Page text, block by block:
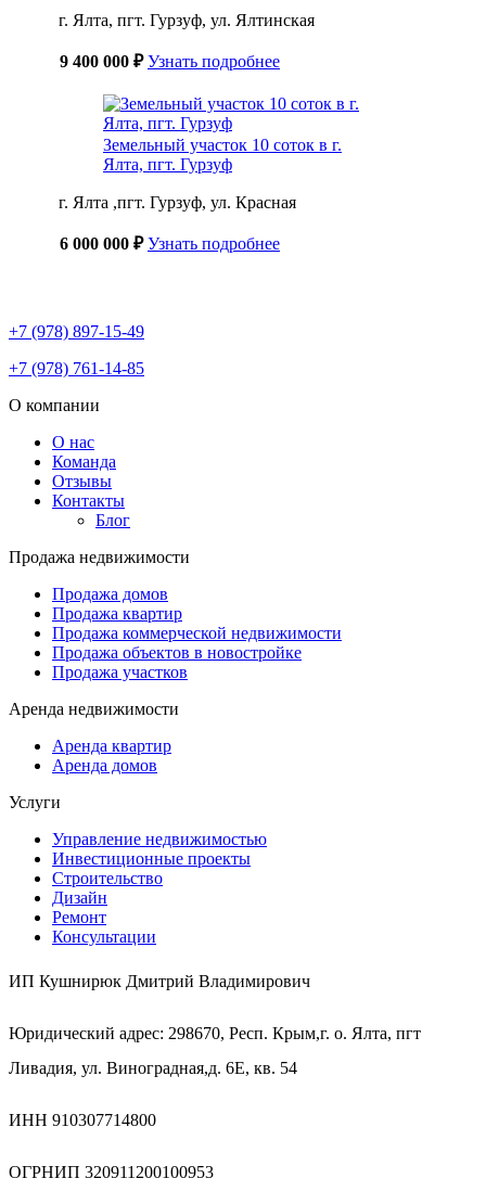
г. Ялта, пгт. Гурзуф, ул. Ялтинская
9 400 000 ₽ Узнать подробнее
Земельный участок 10 соток в г.
Ялта, пгт. Гурзуф
г. Ялта ,пгт. Гурзуф, ул. Красная
6 000 000 ₽ Узнать подробнее
+7 (978) 897-15-49
+7 (978) 761-14-85
О компании
О нас
Команда
Отзывы
Контакты
Блог
Продажа недвижимости
Продажа домов
Продажа квартир
Продажа коммерческой недвижимости
Продажа объектов в новостройке
Продажа участков
Аренда недвижимости
Аренда квартир
Аренда домов
Услуги
Управление недвижимостью
Инвестиционные проекты
Строительство
Дизайн
Ремонт
Консультации
ИП Кушнирюк Дмитрий Владимирович
Юридический адрес: 298670, Респ. Крым,г. о. Ялта, пгт
Ливадия, ул. Виноградная,д. 6Е, кв. 54
ИНН 910307714800
ОГРНИП 320911200100953